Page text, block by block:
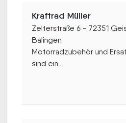
Kraftrad Müller
Zelterstraße 6 - 72351
Balingen
Motorradzubehör und
sind ein...